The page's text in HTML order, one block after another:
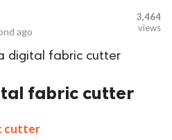
ago
3,464
views
digital fabric cutter
fabric cutter
cutter